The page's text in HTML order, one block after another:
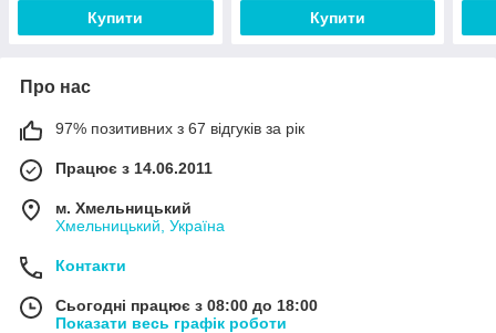
Купити Купити
Про нас
97% позитивних з 67 відгуків за рік
Працює з 14.06.2011
м. Хмельницький
Хмельницький, Україна
Контакти
Сьогодні працює з 08:00 до 18:00
Показати весь графік роботи